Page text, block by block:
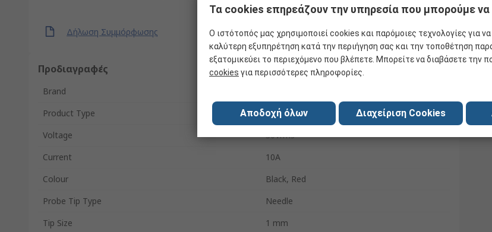
Δήλωση Συμμόρφωσης
Προδιαγραφές
Brand
Product Type
Test Probe
Voltage
30Vrms
Current
10A
Colour
Black, Red
Probe Tip Type
Needle
Tip Size
1 mm
Τα cookies επηρεάζουν την υπηρεσία που μπορούμε
Ο ιστότοπός μας χρησιμοποιεί cookies και παρόμοιες τεχνολογίες για
καλύτερη εξυπηρέτηση κατά την περιήγηση σας και την τοποθέτηση
εξατομικεύει το περιεχόμενο που βλέπετε. Μπορείτε να διαβάσετε την
cookies για περισσότερες πληροφορίες.
Αποδοχή όλων Διαχείριση Cookies